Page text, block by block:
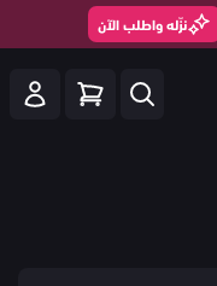
نزّله واطلب الآن